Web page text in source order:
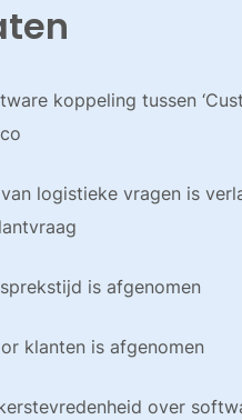
koppeling tussen
logistieke vragen is
is afgenomen
klanten is afgenomen
over